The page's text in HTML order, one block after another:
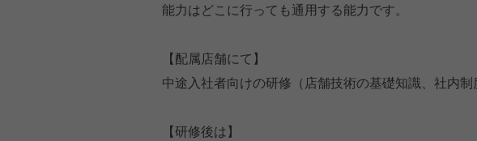
能力はどこに行っても通用する能力です。
【配属店舗にて】
中途入社者向けの研修（店舗技術の基礎知識、社内制
【研修後は】